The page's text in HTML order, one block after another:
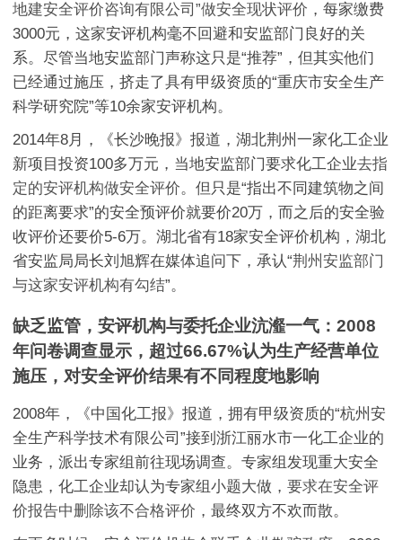
地建安全评价咨询有限公司”做安全现状评价 ，每家缴费
3000元，这家安评机构毫不回避和安监部门良好的关
系。尽管当地安监部门声称这只是“推荐”，但其实他们
已经通过施压，挤走了具有甲级资质的“重庆市安全生产
科学研究院”等10余家安评机构。
2014年8月，《长沙晚报》报道，湖北荆州一家化工企业
新项目投资100多万元，当地安监部门要求化工企业去指
定的安评机构做安全评价。但只是“指出不同建筑物之间
的距离要求”的安全预评价就要价20万，而之后的安全验
收评价还要价5-6万。湖北省有18家安全评价机构，湖北
省安监局局长刘旭辉在媒体追问下，承认“荆州安监部门
与这家安评机构有勾结”。
缺乏监管，安评机构与委托企业沆瀣一气：2008
年问卷调查显示，超过66.67%认为生产经营单位
施压，对安全评价结果有不同程度地影响
2008年，《中国化工报》报道，拥有甲级资质的“杭州安
全生产科学技术有限公司”接到浙江丽水市一化工企业的
业务，派出专家组前往现场调查。专家组发现重大安全
隐患，化工企业却认为专家组小题大做，要求在安全评
价报告中删除该不合格评价 ，最终双方不欢而散。